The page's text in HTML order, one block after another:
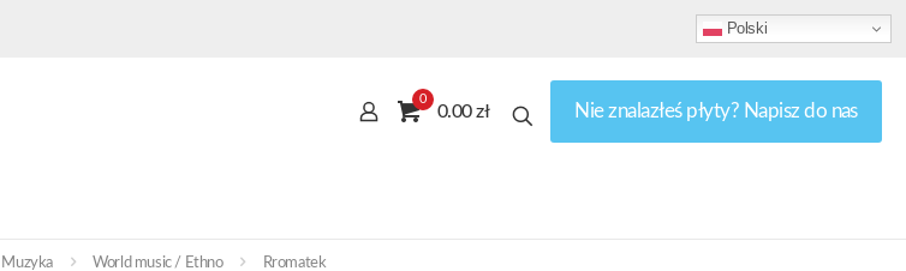
Polski
0
0.00 zł Nie znalazłeś płyty? Napisz do nas
Muzyka World music / Ethno Rromatek